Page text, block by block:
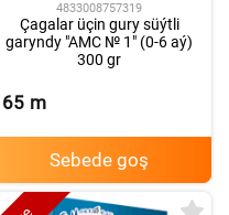
4833008757319
Çagalar üçin gury süýtli
garyndy "AMC № 1" (0-6 aý)
300 gr
65 m
Sebede goş